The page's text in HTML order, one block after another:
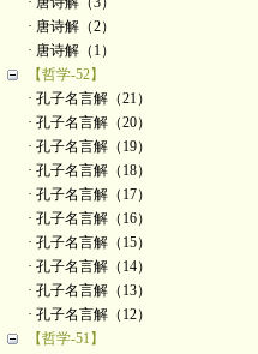
· 唐诗解（2）
· 唐诗解（1）
【哲学-52】
· 孔子名言解（21）
· 孔子名言解（20）
· 孔子名言解（19）
· 孔子名言解（18）
· 孔子名言解（17）
· 孔子名言解（16）
· 孔子名言解（15）
· 孔子名言解（14）
· 孔子名言解（13）
· 孔子名言解（12）
【哲学-51】